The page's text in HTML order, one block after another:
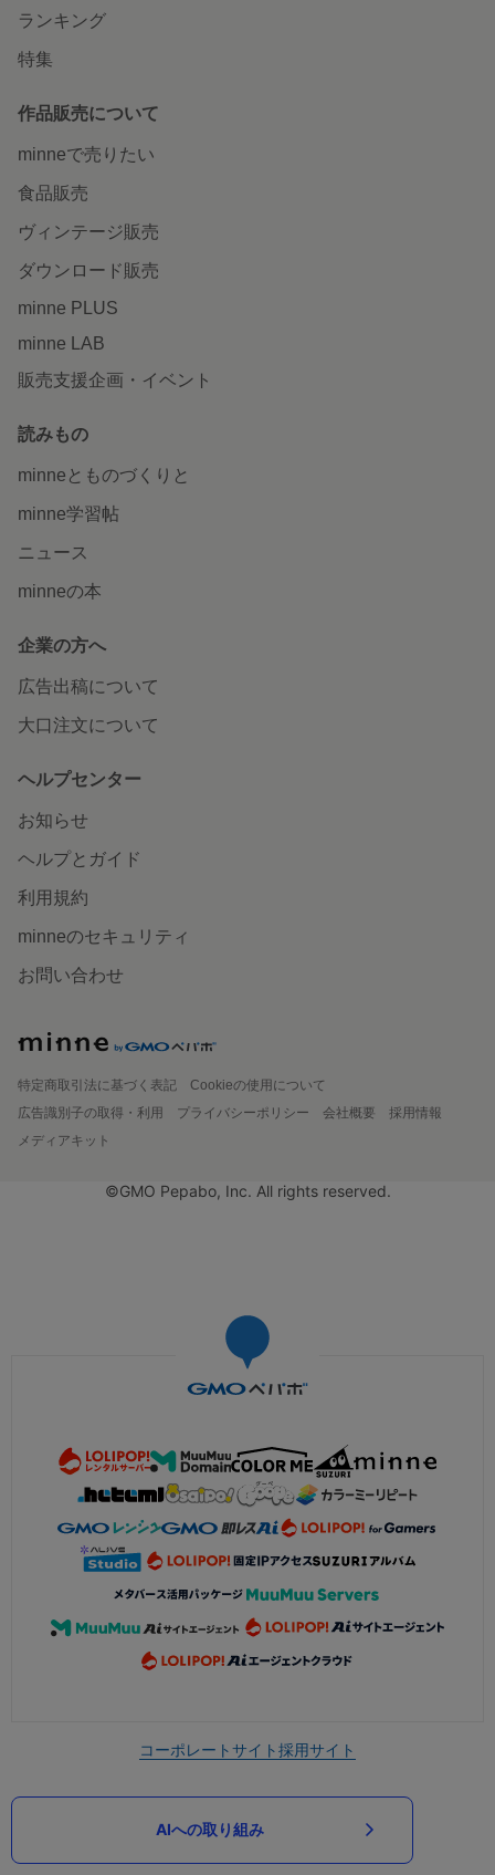
ランキング
特集
作品販売について
minneで売りたい
食品販売
ヴィンテージ販売
ダウンロード販売
minne PLUS
minne LAB
販売支援企画・イベント
読みもの
minneとものづくりと
minne学習帖
ニュース
minneの本
企業の方へ
広告出稿について
大口注文について
ヘルプセンター
お知らせ
ヘルプとガイド
利用規約
minneのセキュリティ
お問い合わせ
特定商取引法に基づく表記
Cookieの使用について
広告識別子の取得・利用
プライバシーポリシー 会社概要
採用情報
メディアキット
©GMO Pepabo, Inc. All rights reserved.
コーポレートサイト採用サイト
AIへの取り組み